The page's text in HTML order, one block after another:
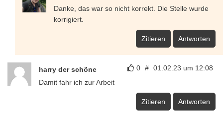
Danke, das war so nicht korrekt. Die Stelle wurde
korrigiert.
Zitieren Antworten
0 # 01.02.23 um 12:08
harry der schöne
Damit fahr ich zur Arbeit
Zitieren Antworten